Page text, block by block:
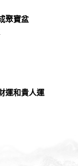
聚寶盆
運和貴人運